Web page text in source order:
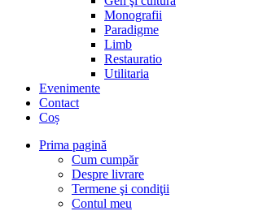
Monografii
Paradigme
Limb
Restauratio
Utilitaria
Evenimente
Contact
Coș
Prima pagină
Cum cumpăr
Despre livrare
Termene şi condiţii
Contul meu